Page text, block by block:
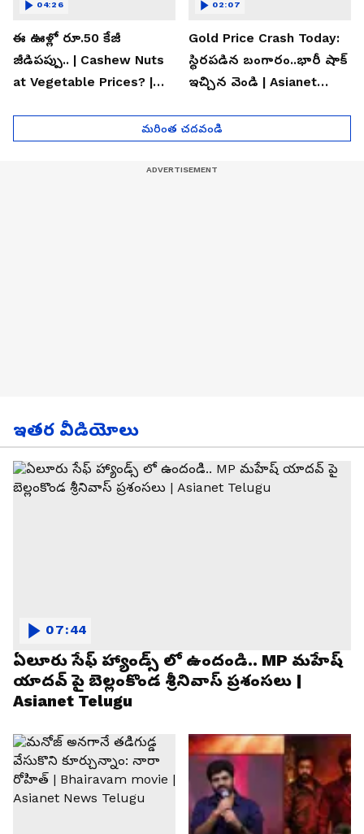
ఈ ఊళ్లో రూ.50 కేజీ
జీడిపప్పు.. | Cashew Nuts
at Vegetable Prices? |
04:26
Gold Price Crash Today:
స్థిరపడిన బంగారం..భారీ షాక్
ఇచ్చిన వెండి | Asianet
02:07
మరింత చదవండి
ఇతర వీడియోలు
ఏలూరు సేఫ్ హ్యాండ్స్ లో ఉందండి.. MP మహేష్
యాదవ్ పై బెల్లంకొండ శ్రీనివాస్ ప్రశంసలు |
Asianet Telugu
07:44